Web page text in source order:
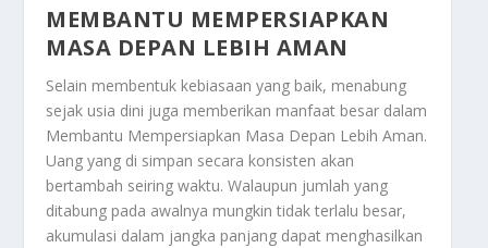
MEMBANTU MEMPERSIAPKAN
MASA DEPAN LEBIH AMAN
Selain membentuk kebiasaan yang baik, menabung
sejak usia dini juga memberikan manfaat besar dalam
Membantu Mempersiapkan Masa Depan Lebih Aman.
Uang yang di simpan secara konsisten akan
bertambah seiring waktu. Walaupun jumlah yang
ditabung pada awalnya mungkin tidak terlalu besar,
akumulasi dalam jangka panjang dapat menghasilkan